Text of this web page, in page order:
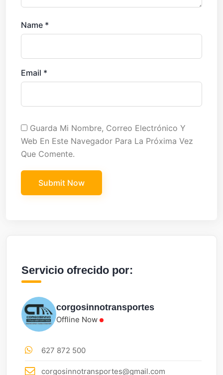
Name *
Email *
Guarda Mi Nombre, Correo Electrónico Y
Web En Este Navegador Para La Próxima Vez
Que Comente.
Servicio ofrecido por:
corgosinnotransportes
Offline Now
627 872 500
corgosinnotransportes@gmail.com